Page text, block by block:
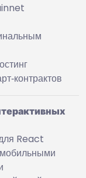
React
мобильными